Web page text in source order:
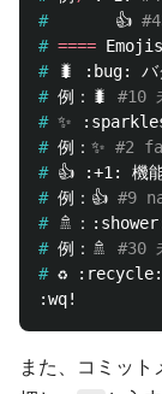
#
👍
# ==== Emojis
#
# 例：🐛 #10
# ✨
# 例：✨ #2
#
# 例：👍 #9
#
# 例：🚿 #30
#
また、コミッ